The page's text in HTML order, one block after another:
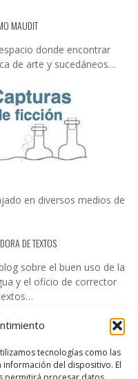
tecnologías como las
del dispositivo. El
MAUDIT
donde encontrar
de arte y sucedáneos…
en diversos medios de
DE TEXTOS
sobre el buen uso de la
y el oficio de corrector